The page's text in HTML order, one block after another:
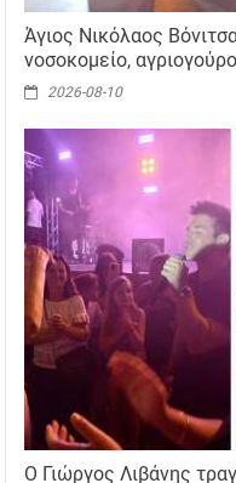
Άγιος Νικόλαος
νοσοκομείο,
2026-08-10
Ο Γιώργος Λιβάνης